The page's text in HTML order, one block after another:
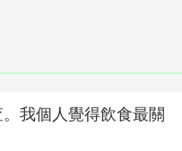
我個人覺得飲食最關